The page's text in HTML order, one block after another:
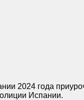
2024 года
Испании.